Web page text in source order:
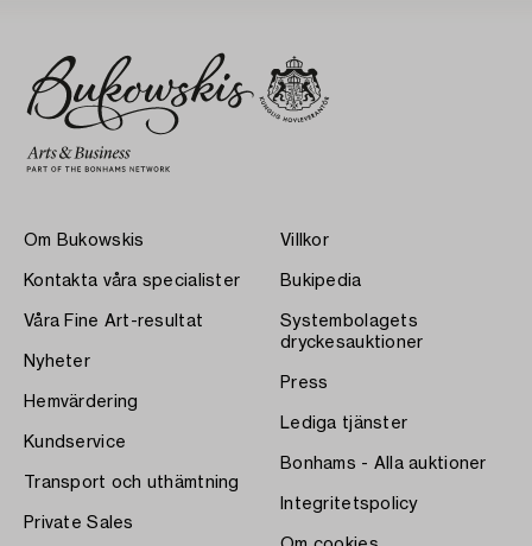
Om Bukowskis
Kontakta våra specialister
Våra Fine Art-resultat
Nyheter
Hemvärdering
Kundservice
Transport och uthämtning
Private Sales
Villkor
Bukipedia
Systembolagets
dryckesauktioner
Press
Lediga tjänster
Bonhams - Alla auktioner
Integritetspolicy